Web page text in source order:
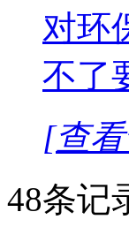
对环
不了
[查
48条记